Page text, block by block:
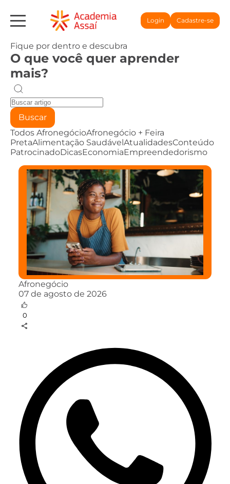
Login Cadastre-se
Fique por dentro e descubra
O que você quer aprender
mais?
Buscar
Todos AfronegócioAfronegócio + Feira
PretaAlimentação SaudávelAtualidadesConteúdo
PatrocinadoDicasEconomiaEmpreendedorismo
Afronegócio
07 de agosto de 2026
0